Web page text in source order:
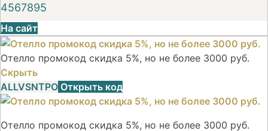
4567895
На сайт
Отелло промокод скидка 5%, но не более 3000 руб.
Скрыть
ALLVSNTPO Открыть код
Отелло промокод скидка 5%, но не более 3000 руб.